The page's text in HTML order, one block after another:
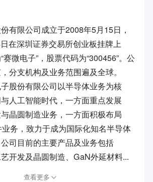
有限公司成立于2008年5月15日，
在深圳证券交易所创业板挂牌上
微电子”，股票代码为“300456”。公
分支机构及业务范围遍及全球。
份有限公司以半导体业务为核
人工智能时代，一方面重点发展
晶圆制造业务，一方面积极布局
务，致力于成为国际化知名半导体
司目前的主要产品及业务包括
开发及晶圆制造、GaN外延材料...
查看更多